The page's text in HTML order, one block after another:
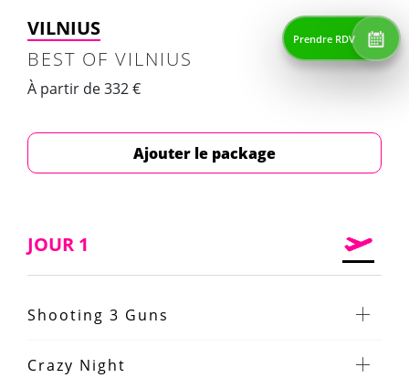
VILNIUS
BEST OF VILNIUS
À partir de 332 €
Ajouter le package
JOUR 1
Shooting 3 Guns
Crazy Night
Prendre RDV